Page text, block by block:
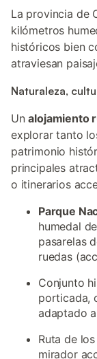
La provincia de
kilómetros
históricos bien
atraviesan
Naturaleza,
Unalojamiento
explorar tanto
patrimonio
principales
o itinerarios
Parque
humedal
pasarelas
ruedas
Conjunto
porticada,
adaptado
Ruta de
mirador